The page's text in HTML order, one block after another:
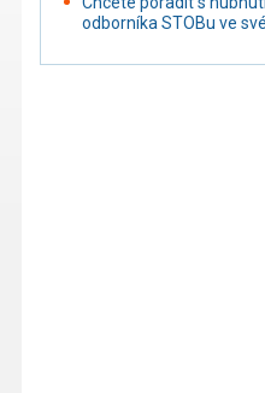
odborníka STOBu ve